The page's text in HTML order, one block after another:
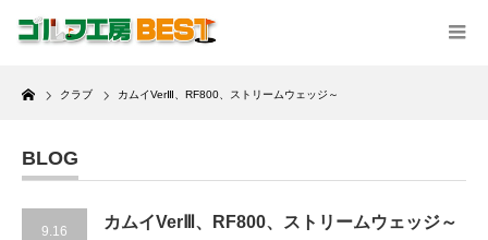
Home
クラブ カムイVerⅢ、RF800、ストリームウェッジ～
BLOG
9.16
カムイVerⅢ、RF800、ストリームウェッジ～